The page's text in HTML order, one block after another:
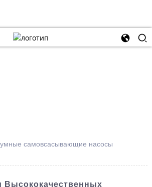
самовсасывающие насосы
Высококачественных